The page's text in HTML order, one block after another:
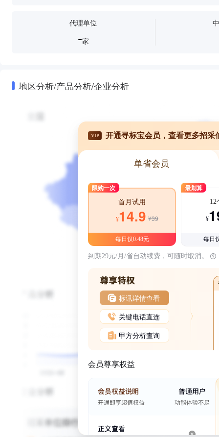
代理单位
-家
地区分析/产品分析/企业分析
VIP 开通寻标宝会员，查看更多招采
单省会员
限购一次
首月试用
¥14.9 ¥39
每日仅0.48元
最划算
12
¥
每日
到期29元/月/省自动续费，可随时取消。
标讯详情查看
关键电话直连
甲方分析查询
会员尊享权益